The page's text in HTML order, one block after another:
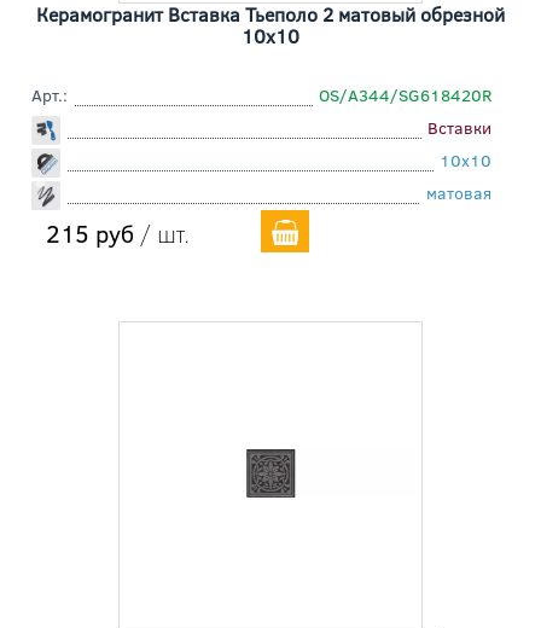
Керамогранит Вставка Тьеполо 2 матовый обрезной
10x10
Арт.:
OS/A344/SG618420R
Вставки
10x10
матовая
215 руб / шт.